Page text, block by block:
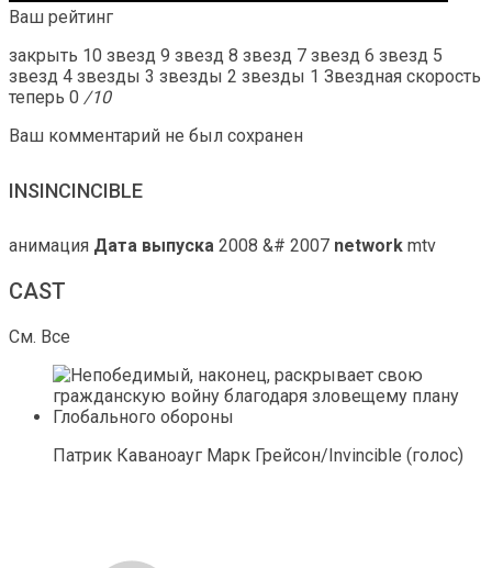
Ваш рейтинг
закрыть 10 звезд 9 звезд 8 звезд 7 звезд 6 звезд 5
звезд 4 звезды 3 звезды 2 звезды 1 Звездная скорость
теперь 0 /10
Ваш комментарий не был сохранен
INSINCINCIBLE
анимация Дата выпуска 2008 &# 2007 network mtv
CAST
См. Все
Патрик Каваноауг Марк Грейсон/Invincible (голос)